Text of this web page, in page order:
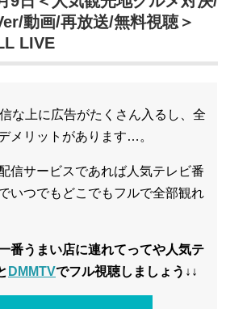
動画/再放送/無料視聴＞
LIVE
な上に広告がたくさん入るし、全
メリットがあります…。
信サービスであれば人気テレビ番
いつでもどこでもフルで全部観れ
番うまい店に連れてってや人気テ
DMMTVでフル視聴しましょう↓↓